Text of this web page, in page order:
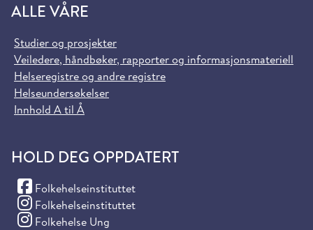
ALLE VÅRE
Studier og prosjekter
Veiledere, håndbøker, rapporter og informasjonsmateriell
Helseregistre og andre registre
Helseundersøkelser
Innhold A til Å
HOLD DEG OPPDATERT
Folkehelseinstituttet
(Facebook)
Folkehelseinstituttet
(Instagram)
Folkehelse Ung
(Instagram)